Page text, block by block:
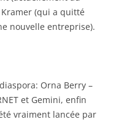
(qui a quitté
nouvelle entreprise).
Orna Berry –
et Gemini, enfin
vraiment lancée par